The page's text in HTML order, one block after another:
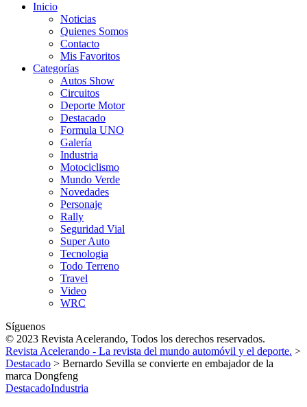
Inicio
Noticias
Quienes Somos
Contacto
Mis Favoritos
Categorías
Autos Show
Circuitos
Deporte Motor
Destacado
Formula UNO
Galería
Industria
Motociclismo
Mundo Verde
Novedades
Personaje
Rally
Seguridad Vial
Super Auto
Tecnologia
Todo Terreno
Travel
Video
WRC
Síguenos
© 2023 Revista Acelerando, Todos los derechos reservados.
Revista Acelerando - La revista del mundo automóvil y el deporte. >
Destacado > Bernardo Sevilla se convierte en embajador de la
marca Dongfeng
DestacadoIndustria